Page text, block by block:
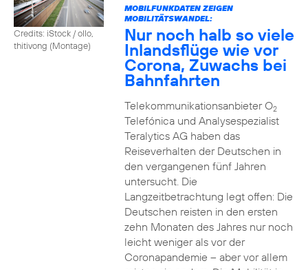
Credits: iStock / ollo,
thitivong (Montage)
MOBILFUNKDATEN ZEIGEN
MOBILITÄTSWANDEL:
Nur noch halb so viele
Inlandsflüge wie vor
Corona, Zuwachs bei
Bahnfahrten
Telekommunikationsanbieter O2
Telefónica und Analysespezialist
Teralytics AG haben das
Reiseverhalten der Deutschen in
den vergangenen fünf Jahren
untersucht. Die
Langzeitbetrachtung legt offen: Die
Deutschen reisten in den ersten
zehn Monaten des Jahres nur noch
leicht weniger als vor der
Coronapandemie – aber vor allem